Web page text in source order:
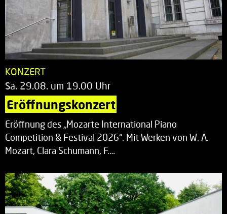
KONZERT
Sa. 29.08. um 19.00 Uhr
Eröffnungskonzert
Eröffnung des „Mozarte International Piano
Competition & Festival 2026“. Mit Werken von W. A.
Mozart, Clara Schumann, F.…